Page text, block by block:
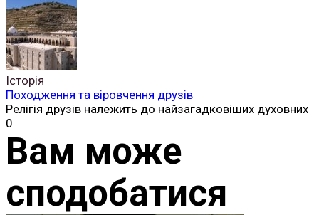
Історія
Походження та віровчення друзів
Релігія друзів належить до найзагадковіших духовних
0
Вам може
сподобатися